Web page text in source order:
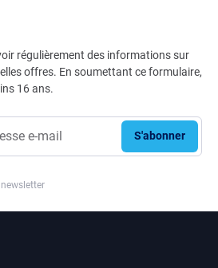
régulièrement des informations sur
offres. En soumettant ce formulaire,
16 ans.
S'abonner